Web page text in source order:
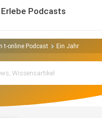
Erlebe Podcasts
t-online Podcast Ein Jahr Merz-